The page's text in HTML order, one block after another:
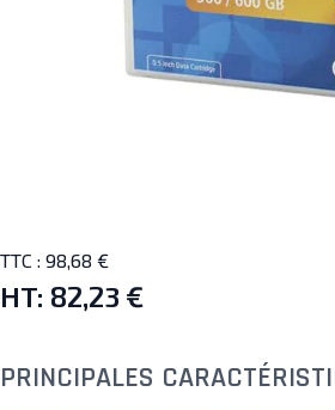
TTC : 98,68 €
HT: 82,23 €
PRINCIPALES